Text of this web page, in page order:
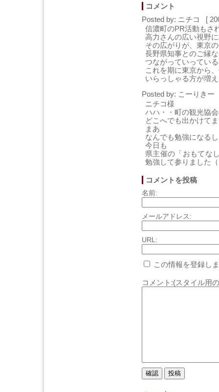
コメント
Posted by: ニチコ [
信濃町のPR活動もさ
高力さんの広い視野
その広がりが、東京
長野県知事とのご縁
つながっていってい
これを期に東京から
いらっしゃる方が増
Posted by: こーりきー
ニチコ様
ハハ・・町の観光協
どこへでも出かけて
まあ
なんでも勉強になる
今日も
県主催の「おもてな
勉強して参りました
コメントを投稿
名前:
メールアドレス:
URL:
この情報を登録し
コメント:(スタイル用